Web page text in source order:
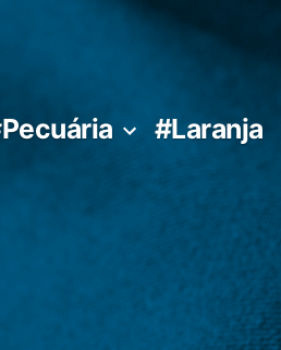
#Laranja